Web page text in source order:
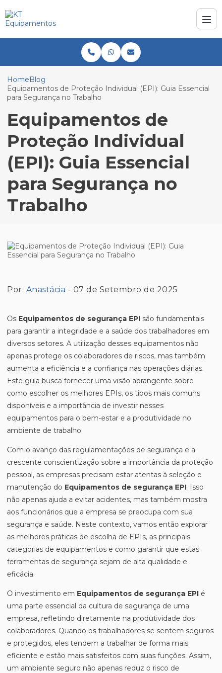
HomeBlog
Equipamentos de Proteção Individual (EPI): Guia Essencial
para Segurança no Trabalho
Equipamentos de
Proteção Individual
(EPI): Guia Essencial
para Segurança no
Trabalho
Por: Anastácia - 07 de Setembro de 2025
Os Equipamentos de segurança EPI são fundamentais
para garantir a integridade e a saúde dos trabalhadores em
diversos setores. A utilização desses equipamentos não
apenas protege os colaboradores de riscos, mas também
aumenta a eficiência e a confiança nas operações diárias.
Este guia busca fornecer uma visão abrangente sobre
como escolher os melhores EPIs, os tipos mais comuns
disponíveis e a importância de investir nesses
equipamentos para o bem-estar e a produtividade no
ambiente de trabalho.
Com o avanço das regulamentações de segurança e a
crescente conscientização sobre a importância da proteção
pessoal, as empresas precisam estar atentas à seleção e
manutenção do Equipamentos de segurança EPI. Isso
não apenas ajuda a evitar acidentes, mas também mostra
aos funcionários que a empresa se preocupa com sua
segurança e saúde. Neste contexto, vamos então explorar
as melhores práticas de escolha de EPIs, as principais
categorias de equipamentos e como garantir que estas
ferramentas de segurança sejam de alta qualidade e
eficácia.
O investimento em Equipamentos de segurança EPI é
uma parte essencial da cultura de segurança de uma
empresa, refletindo diretamente na produtividade dos
colaboradores. Quando os trabalhadores se sentem seguros
e protegidos, eles tendem a trabalhar de forma mais
eficiente e estão mais satisfeitos com suas funções. Assim,
um ambiente seguro não apenas reduz o risco de